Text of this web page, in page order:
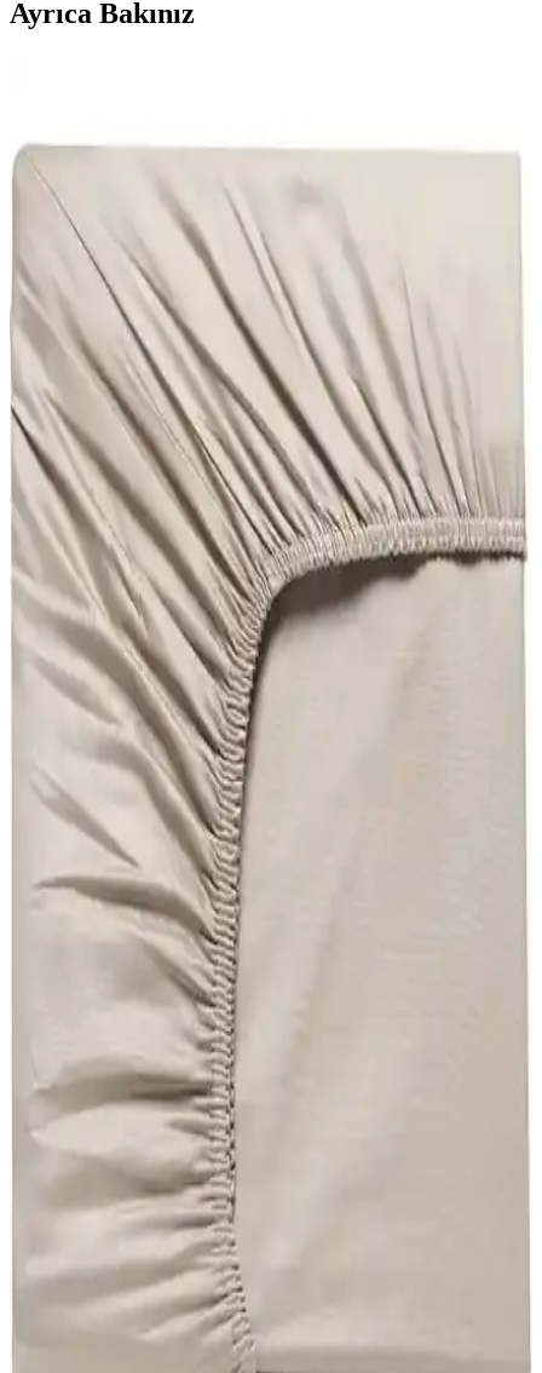
Ayrıca Bakınız
Şanlı markasının çift kişilik penye lastikli çarşafı, yüksek kaliteli
kumaşı, esnek yapısı ve şık hardal rengiyle yataklarınızı korur ve
odanıza ferah bir görünüm kazandırır.
Madame Coco Belle Çift Kişilik Lastikli Bambu
Çarşaf – Beyaz, 160x200, Türkiye Üretimi
Madame Coco Belle Çift Kişilik Lastikli Bambu Çarşaf, %70
bambu %30 pamuk karışımıyla nefes alabilir ve yumuşak bir doku
sunar. Beyaz düz tasarım, 160x200 boyutuyla kaymayı önler; 30°C
yıkama önerilir, makineyle kolay bakım sağlar.
Şanlı Tek Kişilik Penye Lastikli Çarşaf 100x200
Kakao Kahverengi: Özellikler ve Yorumlar
Şanlı markasına ait, 100×200 cm ölçülü Kakao Kahverengi penye
lastikli çarşaf yatağı tamamen sarar ve kaymayı engeller. Nefes
alabilir kumaş, dayanıklı dikişler ve konforlu yüzey; bakım: 30°C
yıkama, düşük ısılarda ütü, kurutma makinesinde kurutma.
Tulip vs Valezium Tek Kişilik Nevresim Takımları:
Konfor ve Dayanıklılık
Bu karşılaştırma, My Story Mystory Tulip ile Valezium desenli tek
kişilik nevresim takımları arasındaki farkları boyutlar, lastikli çarşaf
yapısı, kumaş dokusu ve bakım talimatları üzerinden inceler; konfor
ve dayanıklılık odaklı sonuçlar sunar.
Şanlı Battal Boy Penye Lastikli Çarşaf 180×200 cm
Kahverengi – Tek Parça Kaplama
Şanlı Battal Boy Penye Lastikli Çarşaf, 180×200 cm, kahverengi
tonunda tek parça kaplama sağlar. Esnek kenarları yatağı sarar, nefes
alabilir penye dokusu konfor sunar. Uygun bakım ile uzun süre
dayanıklılık ve düzenli görünüm sağlar.
Ely Parker Lastikli Çarşaf Takımı: Dayanıklı ve
Estetik Yatak Çarşafı Seçenekleri
Yüksek kaliteli pamuk-polyester karışımı Ely Parker lastikli çarşaf
takımı, çeşitli ölçü ve renk seçenekleriyle yataklarınızı tam sarar,
dayanıklılığı ve şıklığıyla uzun ömürlü kullanım sağlar.
Always Pamuklu Tek Kişilik Nevresim Takımı ile
Totem Desenli Tek Kişilik Karşılaştırması
Bu karşılaştırma, Always Pamuklu Tek Kişilik Nevresim Takımı ile
Totem Tek Kişilik Desenli Nevresim Takımı arasındaki farkları
inceler; malzeme içeriği, boyutlar, çarşaf tipi ve desen ile konfor ve
dayanıklılık etkilerini karşılaştırır.
Ezgi Tek Kişilik ve Şanlı Battal Boy Penye Lastikli